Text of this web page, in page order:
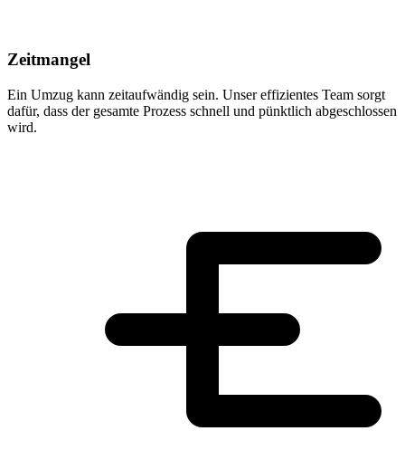
Zeitmangel
Ein Umzug kann zeitaufwändig sein. Unser effizientes Team sorgt
dafür, dass der gesamte Prozess schnell und pünktlich abgeschlossen
wird.